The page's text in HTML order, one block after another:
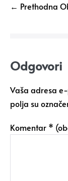
← Prethodna
Odgovori
Vaša adresa
polja su
Komentar *